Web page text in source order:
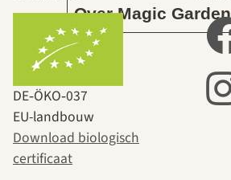
Over Magic
DE‑ÖKO‑037
EU-landbouw
Download biologisch
certificaat